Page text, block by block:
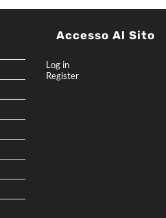
Accesso Al Sito
Log in
Register